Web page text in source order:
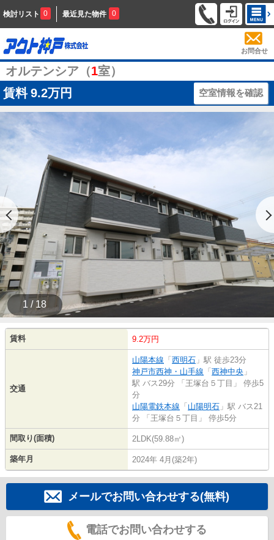
検討リスト 0 最近見た物件 0
お問合せ
オルテンシア（1室）
賃料 9.2万円 空室情報を確認
1 / 18
賃料 9.2万円
交通
山陽本線 「 西明石 」駅 徒歩23分
神戸市西神・山手線 「 西神中央 」
駅 バス29分 「王塚台５丁目」 停歩5
分
山陽電鉄本線 「 山陽明石 」駅 バス21
分 「王塚台５丁目」 停歩5分
間取り(面積) 2LDK(59.88㎡)
築年月 2024年 4月(築2年)
メールでお問い合わせする(無料)
電話でお問い合わせする